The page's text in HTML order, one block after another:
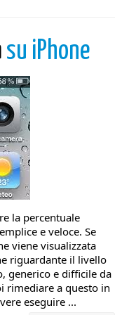
su iPhone
la percentuale
e veloce. Se
viene visualizzata
riguardante il livello
generico e difficile da
rimediare a questo in
eseguire ...